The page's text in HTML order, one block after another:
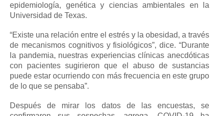
epidemiología, genética y ciencias ambientales en la
Universidad de Texas.
“Existe una relación entre el estrés y la obesidad, a través
de mecanismos cognitivos y fisiológicos”, dice. “Durante
la pandemia, nuestras experiencias clínicas anecdóticas
con pacientes sugirieron que el abuso de sustancias
puede estar ocurriendo con más frecuencia en este grupo
de lo que se pensaba”.
Después de mirar los datos de las encuestas, se